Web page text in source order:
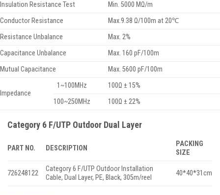
Insulation Resistance Test
Min. 5000 MΩ/m
Conductor Resistance
Max.9.38 Ω/100m at 20℃
Resistance Unbalance
Max. 2%
Capacitance Unbalance
Max. 160 pF/100m
Mutual Capacitance
Max. 5600 pF/100m
Impedance
1~100MHz
100Ω ± 15%
100~250MHz
100Ω ± 22%
Category 6 F/UTP Outdoor Dual Layer
PART NO. DESCRIPTION
PACKING
SIZE
726248122
Category 6 F/UTP Outdoor Installation
Cable, Dual Layer, PE, Black, 305m/reel
40*40*31cm